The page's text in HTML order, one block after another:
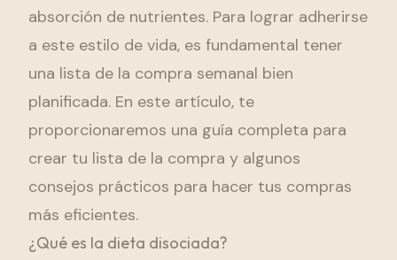
absorción de nutrientes. Para lograr adherirse
a este estilo de vida, es fundamental tener
una lista de la compra semanal bien
planificada. En este artículo, te
proporcionaremos una guía completa para
crear tu lista de la compra y algunos
consejos prácticos para hacer tus compras
más eficientes.
¿Qué es la dieta disociada?